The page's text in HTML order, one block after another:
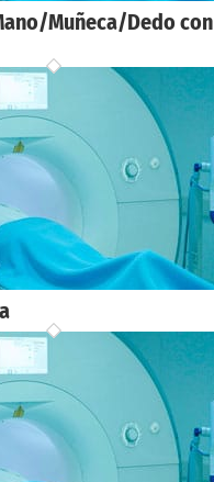
Muñeca/Dedo con